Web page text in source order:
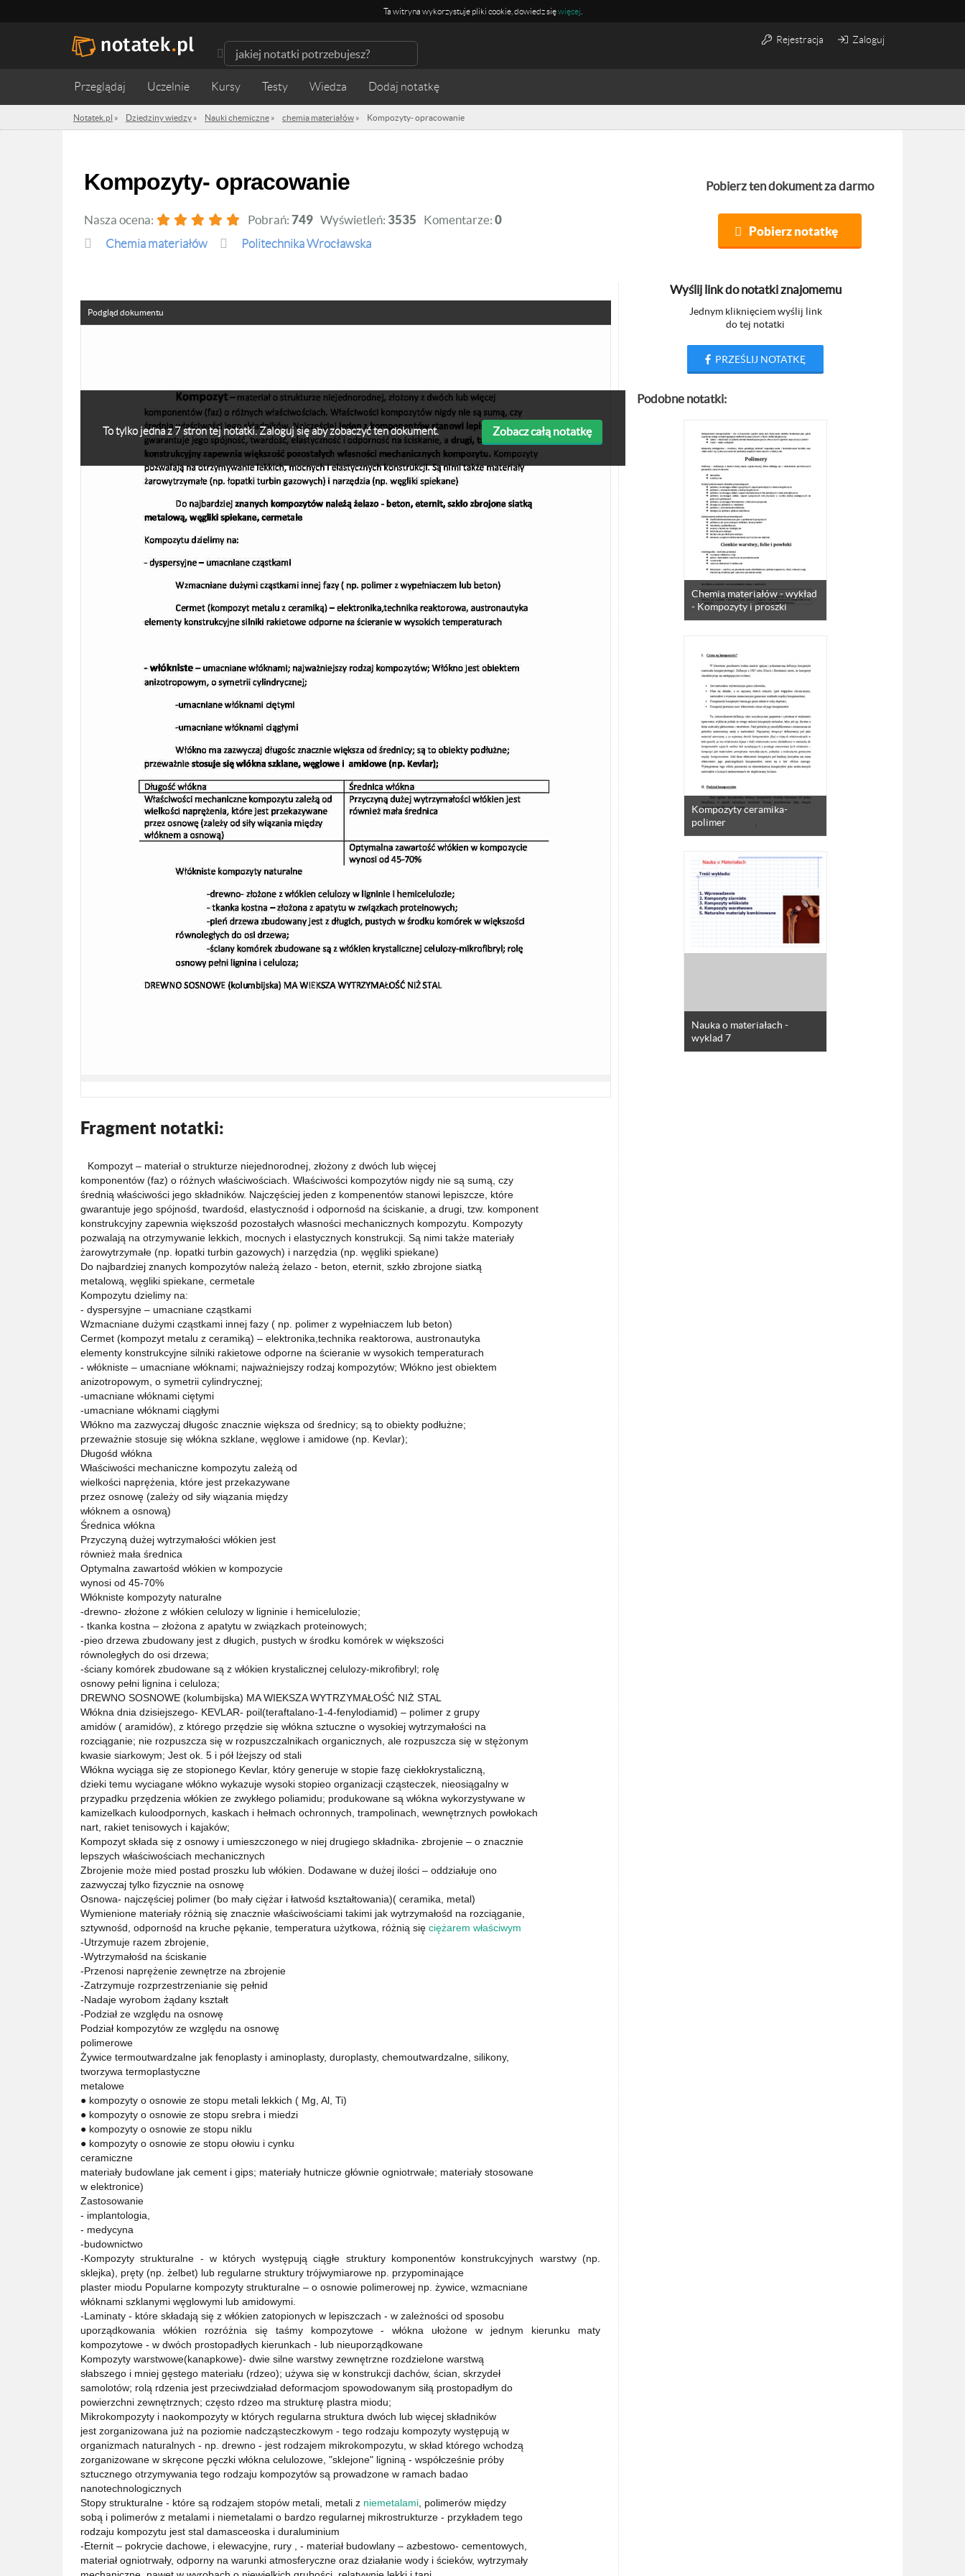
Ta witryna wykorzystuje pliki cookie, dowiedz sięwięcej
Rejestracja Zaloguj
Przeglądaj Uczelnie Kursy Testy Wiedza
Notatek.pl » Dziedziny wiedzy » Nauki chemiczne » chemia materiałów » Kompozyty- opracowanie
Kompozyty- opracowanie
Nasza ocena: Pobrań: 749 Wyświetleń: 3535 Komentarze: 0
chemia materiałów Politechnika Wrocławska
Pobierz ten dokument za darmo
Pobierz notatkę
To tylko jedna z 7 stron tej notatki. Zaloguj się aby zobaczyć ten dokument. Zobacz całą notatkę
Podgląd dokumentu
Fragment notatki:
Kompozyt – materiał o strukturze niejednorodnej, złożony z dwóch lub więcej
komponentów (faz) o różnych właściwościach. Właściwości kompozytów nigdy nie są sumą, czy
średnią właściwości jego składników. Najczęściej jeden z kompenentów stanowi lepiszcze, które
gwarantuje jego spójnośd, twardośd, elastycznośd i odpornośd na ściskanie, a drugi, tzw. komponent
konstrukcyjny zapewnia większośd pozostałych własności mechanicznych kompozytu. Kompozyty
pozwalają na otrzymywanie lekkich, mocnych i elastycznych konstrukcji. Są nimi także materiały
żarowytrzymałe (np. łopatki turbin gazowych) i narzędzia (np. węgliki spiekane)
Do najbardziej znanych kompozytów należą żelazo - beton, eternit, szkło zbrojone siatką
metalową, węgliki spiekane, cermetale
Kompozytu dzielimy na:
- dyspersyjne – umacniane cząstkami
Wzmacniane dużymi cząstkami innej fazy ( np. polimer z wypełniaczem lub beton)
Cermet (kompozyt metalu z ceramiką) – elektronika,technika reaktorowa, austronautyka
elementy konstrukcyjne silniki rakietowe odporne na ścieranie w wysokich temperaturach
- włókniste – umacniane włóknami; najważniejszy rodzaj kompozytów; Włókno jest obiektem
anizotropowym, o symetrii cylindrycznej;
-umacniane włóknami ciętymi
-umacniane włóknami ciągłymi
Włókno ma zazwyczaj długośc znacznie większa od średnicy; są to obiekty podłużne;
przeważnie stosuje się włókna szklane, węglowe i amidowe (np. Kevlar);
Długośd włókna
Właściwości mechaniczne kompozytu zależą od
wielkości naprężenia, które jest przekazywane
przez osnowę (zależy od siły wiązania między
włóknem a osnową)
Średnica włókna
Przyczyną dużej wytrzymałości włókien jest
również mała średnica
Optymalna zawartośd włókien w kompozycie
wynosi od 45-70%
Włókniste kompozyty naturalne
-drewno- złożone z włókien celulozy w ligninie i hemicelulozie;
- tkanka kostna – złożona z apatytu w związkach proteinowych;
-pieo drzewa zbudowany jest z długich, pustych w środku komórek w większości
równoległych do osi drzewa;
-ściany komórek zbudowane są z włókien krystalicznej celulozy-mikrofibryl; rolę
osnowy pełni lignina i celuloza;
DREWNO SOSNOWE (kolumbijska) MA WIEKSZA WYTRZYMAŁOŚĆ NIŻ STAL
Włókna dnia dzisiejszego- KEVLAR- poil(teraftalano-1-4-fenylodiamid) – polimer z grupy
amidów ( aramidów), z którego przędzie się włókna sztuczne o wysokiej wytrzymałości na
rozciąganie; nie rozpuszcza się w rozpuszczalnikach organicznych, ale rozpuszcza się w stężonym
kwasie siarkowym; Jest ok. 5 i pół lżejszy od stali
Włókna wyciąga się ze stopionego Kevlar, który generuje w stopie fazę ciekłokrystaliczną,
dzieki temu wyciagane włókno wykazuje wysoki stopieo organizacji cząsteczek, nieosiągalny w
przypadku przędzenia włókien ze zwykłego poliamidu; produkowane są włókna wykorzystywane w
kamizelkach kuloodpornych, kaskach i hełmach ochronnych, trampolinach, wewnętrznych powłokach
nart, rakiet tenisowych i kajaków;
Kompozyt składa się z osnowy i umieszczonego w niej drugiego składnika- zbrojenie – o znacznie
lepszych właściwościach mechanicznych
Zbrojenie może mied postad proszku lub włókien. Dodawane w dużej ilości – oddziałuje ono
zazwyczaj tylko fizycznie na osnowę
Osnowa- najczęściej polimer (bo mały ciężar i łatwośd kształtowania)( ceramika, metal)
Wymienione materiały różnią się znacznie właściwościami takimi jak wytrzymałośd na rozciąganie,
sztywnośd, odpornośd na kruche pękanie, temperatura użytkowa, różnią się ciężarem właściwym
-Utrzymuje razem zbrojenie,
-Wytrzymałośd na ściskanie
-Przenosi naprężenie zewnętrze na zbrojenie
-Zatrzymuje rozprzestrzenianie się pełnid
-Nadaje wyrobom żądany kształt
-Podział ze względu na osnowę
Podział kompozytów ze względu na osnowę
polimerowe
Żywice termoutwardzalne jak fenoplasty i aminoplasty, duroplasty, chemoutwardzalne, silikony,
tworzywa termoplastyczne
metalowe
● kompozyty o osnowie ze stopu metali lekkich ( Mg, Al, Ti)
● kompozyty o osnowie ze stopu srebra i miedzi
● kompozyty o osnowie ze stopu niklu
● kompozyty o osnowie ze stopu ołowiu i cynku
ceramiczne
materiały budowlane jak cement i gips; materiały hutnicze głównie ogniotrwałe; materiały stosowane
w elektronice)
Zastosowanie
- implantologia,
- medycyna
-budownictwo
-Kompozyty strukturalne - w których występują ciągłe struktury komponentów konstrukcyjnych warstwy (np.
sklejka), pręty (np. żelbet) lub regularne struktury trójwymiarowe np. przypominające
plaster miodu Popularne kompozyty strukturalne – o osnowie polimerowej np. żywice, wzmacniane
włóknami szklanymi węglowymi lub amidowymi.
-Laminaty - które składają się z włókien zatopionych w lepiszczach - w zależności od sposobu
uporządkowania włókien rozróżnia się taśmy kompozytowe - włókna ułożone w jednym kierunku maty
kompozytowe - w dwóch prostopadłych kierunkach - lub nieuporządkowane
Kompozyty warstwowe(kanapkowe)- dwie silne warstwy zewnętrzne rozdzielone warstwą
słabszego i mniej gęstego materiału (rdzeo); używa się w konstrukcji dachów, ścian, skrzydeł
samolotów; rolą rdzenia jest przeciwdziaład deformacjom spowodowanym siłą prostopadłym do
powierzchni zewnętrznych; często rdzeo ma strukturę plastra miodu;
Mikrokompozyty i naokompozyty w których regularna struktura dwóch lub więcej składników
jest zorganizowana już na poziomie nadcząsteczkowym - tego rodzaju kompozyty występują w
organizmach naturalnych - np. drewno - jest rodzajem mikrokompozytu, w skład którego wchodzą
zorganizowane w skręcone pęczki włókna celulozowe, "sklejone" ligniną - współcześnie próby
sztucznego otrzymywania tego rodzaju kompozytów są prowadzone w ramach badao
nanotechnologicznych
Stopy strukturalne - które są rodzajem stopów metali, metali z niemetalami , polimerów między
sobą i polimerów z metalami i niemetalami o bardzo regularnej mikrostrukturze - przykładem tego
rodzaju kompozytu jest stal damasceoska i duraluminium
-Eternit – pokrycie dachowe, i elewacyjne, rury , - materiał budowlany – azbestowo- cementowych,
materiał ogniotrwały, odporny na warunki atmosferyczne oraz działanie wody i ścieków, wytrzymały
Wyślij link do notatki znajomemu
Jednym kliknięciem wyślij link
do tej notatki
PRZEŚLIJ NOTATKĘ
Podobne notatki:
Chemia materiałów - wykład
- Kompozyty i proszki
Kompozyty ceramika-
polimer
Nauka o materiałach -
wyklad 7